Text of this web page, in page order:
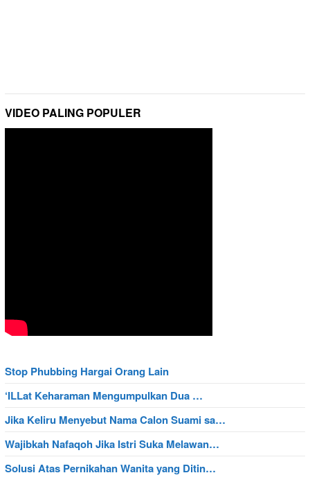
VIDEO PALING POPULER
Stop Phubbing Hargai Orang Lain
‘ILLat Keharaman Mengumpulkan Dua …
Jika Keliru Menyebut Nama Calon Suami sa…
Wajibkah Nafaqoh Jika Istri Suka Melawan…
Solusi Atas Pernikahan Wanita yang Ditin…